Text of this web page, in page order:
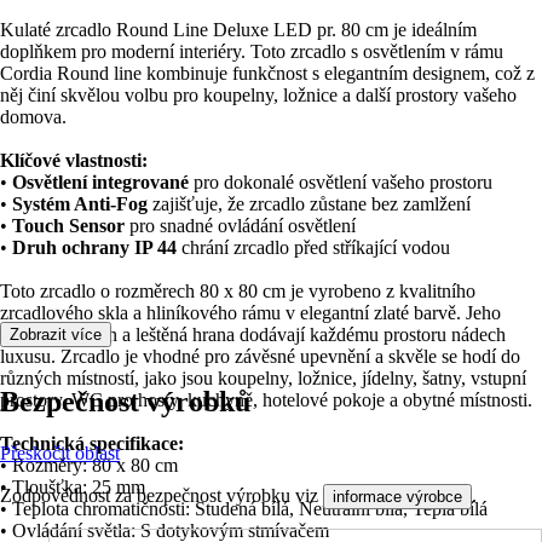
Kulaté zrcadlo Round Line Deluxe LED pr. 80 cm je ideálním
doplňkem pro moderní interiéry. Toto zrcadlo s osvětlením v rámu
Cordia Round line kombinuje funkčnost s elegantním designem, což z
něj činí skvělou volbu pro koupelny, ložnice a další prostory vašeho
domova.
Klíčové vlastnosti:
• Osvětlení integrované pro dokonalé osvětlení vašeho prostoru
• Systém Anti-Fog zajišťuje, že zrcadlo zůstane bez zamlžení
• Touch Sensor pro snadné ovládání osvětlení
• Druh ochrany IP 44 chrání zrcadlo před stříkající vodou
Toto zrcadlo o rozměrech 80 x 80 cm je vyrobeno z kvalitního
zrcadlového skla a hliníkového rámu v elegantní zlaté barvě. Jeho
moderní design a leštěná hrana dodávají každému prostoru nádech
luxusu. Zrcadlo je vhodné pro závěsné upevnění a skvěle se hodí do
různých místností, jako jsou koupelny, ložnice, jídelny, šatny, vstupní
prostory, WC pro hosty, kuchyně, hotelové pokoje a obytné místnosti.
Technická specifikace:
• Rozměry: 80 x 80 cm
• Tloušťka: 25 mm
• Teplota chromatičnosti: Studená bílá, Neutrální bílá, Teplá bílá
• Ovládání světla: S dotykovým stmívačem
Zobrazit více
Bezpečnost výrobků
Přeskočit oblast
Zodpovědnost za bezpečnost výrobku viz informace výrobce .